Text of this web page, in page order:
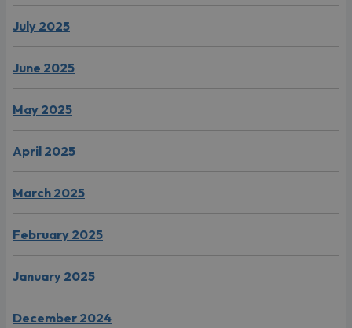
July 2025
June 2025
May 2025
April 2025
March 2025
February 2025
January 2025
December 2024